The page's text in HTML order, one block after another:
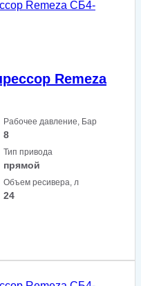
Remeza
Рабочее давление, Бар
8
Тип привода
прямой
Объем ресивера, л
24